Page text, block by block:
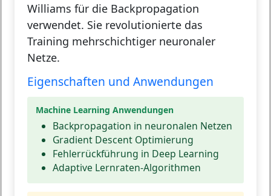
Williams für die Backpropagation
verwendet. Sie revolutionierte das
Training mehrschichtiger neuronaler
Netze.
Eigenschaften und Anwendungen
Machine Learning Anwendungen
Backpropagation in neuronalen Netzen
Gradient Descent Optimierung
Fehlerrückführung in Deep Learning
Adaptive Lernraten-Algorithmen